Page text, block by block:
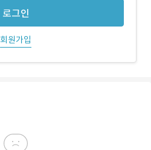
로그인
회원가입